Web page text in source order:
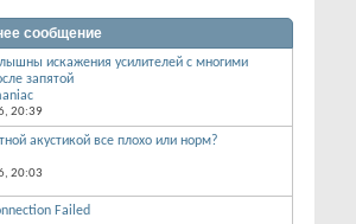
сообщение
искажения усилителей с многими
запятой
20:39
акустикой все плохо или норм?
20:03
Failed